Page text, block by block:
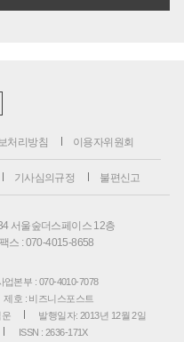
처리방침 이용자위원회
기사심의규정 불편신고
서울숲더스페이스 12층
팩스 : 070-4015-8658
업본부 : 070-4010-7078
제호 : 비즈니스포스트
운
발행일자: 2013년 12월 2일
ISSN : 2636-171X